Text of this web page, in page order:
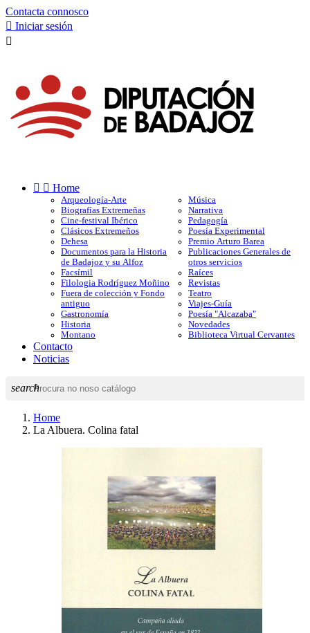
Contacta connosco
 Iniciar sesión

  Home
Arqueología-Arte
Biografías Extremeñas
Cine-festival Ibérico
Clásicos Extremeños
Dehesa
Documentos para la Historia
de Badajoz y su Alfoz
Facsímil
Filologia Rodríguez Moñino
Fuera de colección y Fondo
antiguo
Gastronomía
Historia
Montano
Música
Narrativa
Pedagogía
Poesía Experimental
Premio Arturo Barea
Publicaciones Generales de
otros servicios
Raíces
Revistas
Teatro
Viajes-Guía
Poesía "Alcazaba"
Novedades
Biblioteca Virtual Cervantes
Contacto
Noticias
search
Home
La Albuera. Colina fatal